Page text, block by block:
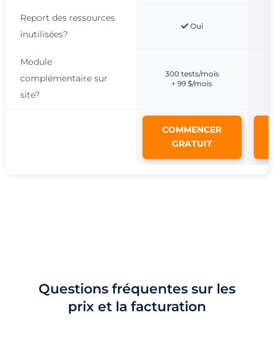
Report des ressources
inutilisées?
Oui
Module
complémentaire sur
site?
300 tests/mois
+ 99 $/mois
COMMENCER
GRATUIT
Questions fréquentes sur les
prix et la facturation